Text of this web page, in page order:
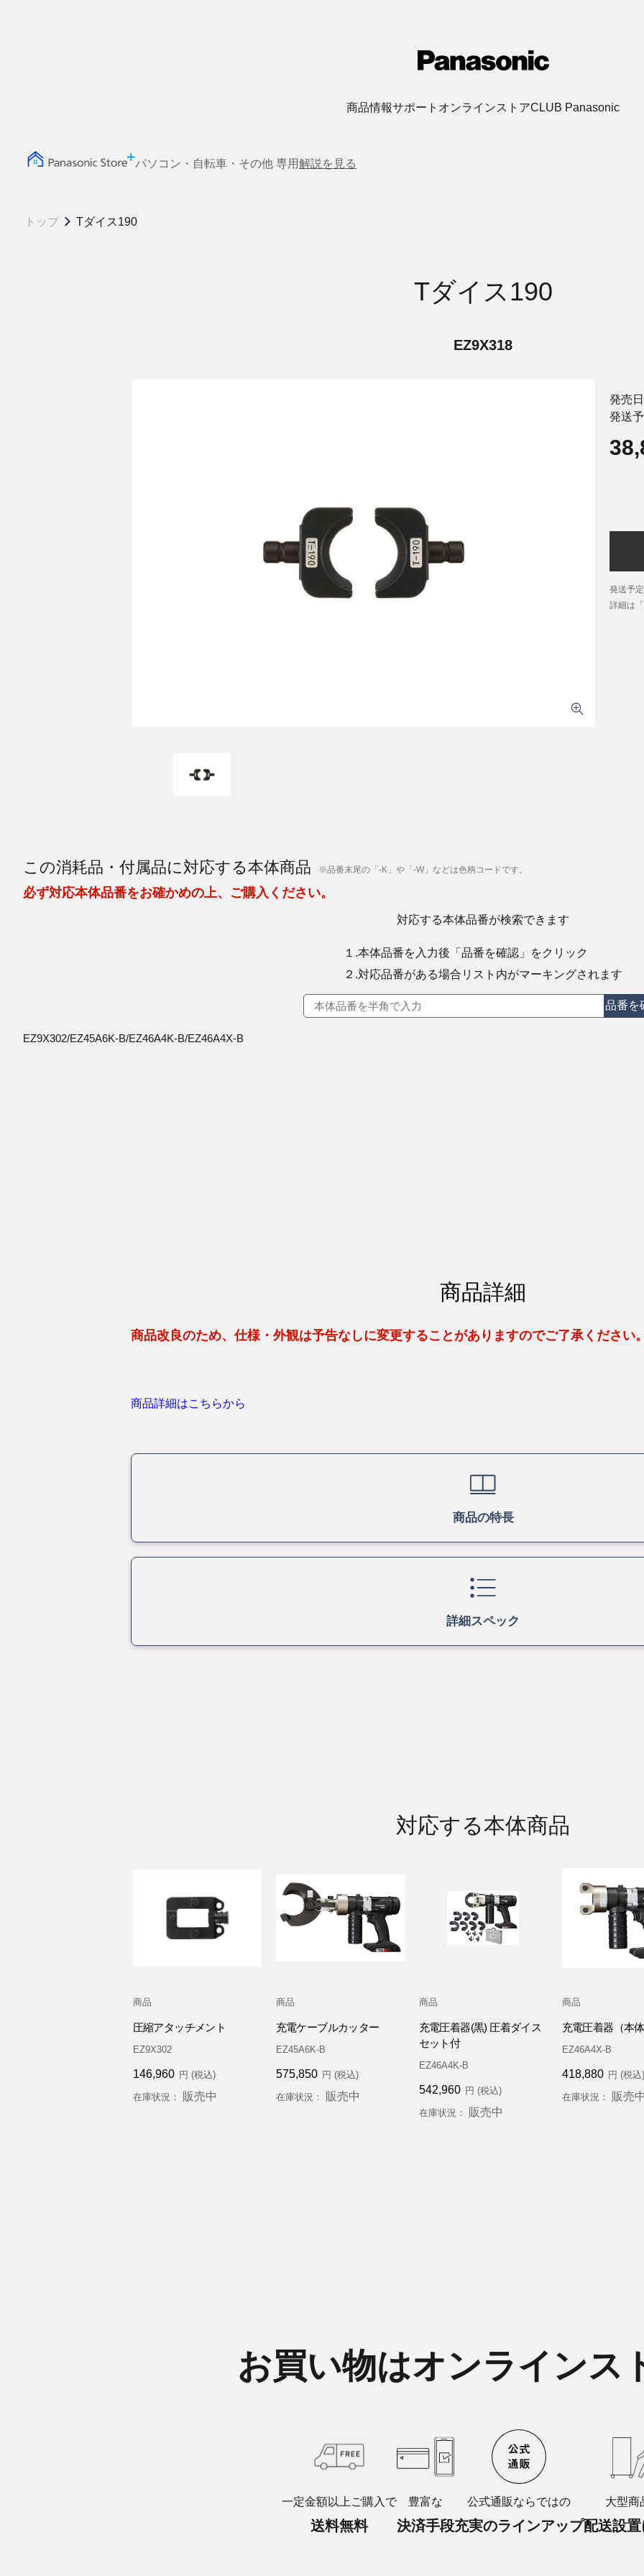
商品情報サポート オンラインストアCLUB Panasonic
パソコン・自転車・その他 専用解説を見る
トップ Tダイス190
Tダイス190
EZ9X318
発売
発送
発送予
詳細は「
この消耗品・付属品に対応する本体商品 ※品番末尾の「-K」や「-W」などは色柄コードです。
必ず対応本体品番をお確かめの上、ご購入ください。
対応する本体品番が検索できます
１.本体品番を入力後「品番を確認」をクリック
２.対応品番がある場合リスト内がマーキングされます
品番を
EZ9X302/EZ45A6K-B/EZ46A4K-B/EZ46A4X-B
商品詳細
商品改良のため、仕様・外観は予告なしに変更することがありますのでご了承ください
商品詳細はこちらから
商品の特長
詳細スペック
対応する本体商品
商品
圧縮アタッチメント
EZ9X302
146,960 円 (税込)
在庫状況： 販売中
商品
充電ケーブルカッター
EZ45A6K-B
575,850 円 (税込)
在庫状況： 販売中
商品
充電圧着器(黒) 圧着ダイス
セット付
EZ46A4K-B
542,960 円 (税込)
在庫状況： 販売中
商品
充電圧着器（本
EZ46A4X-B
418,880 円 (税込)
在庫状況： 販売
お買い物はオンラインス
一定金額以上ご購入で
送料無料
豊富な
決済手段
公式通販ならではの
充実のラインアップ
大型商
配送設